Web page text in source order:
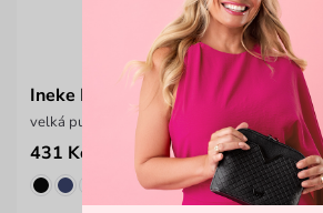
Ineke Beige
velká puntíkatá peněženka na patent
431 Kč